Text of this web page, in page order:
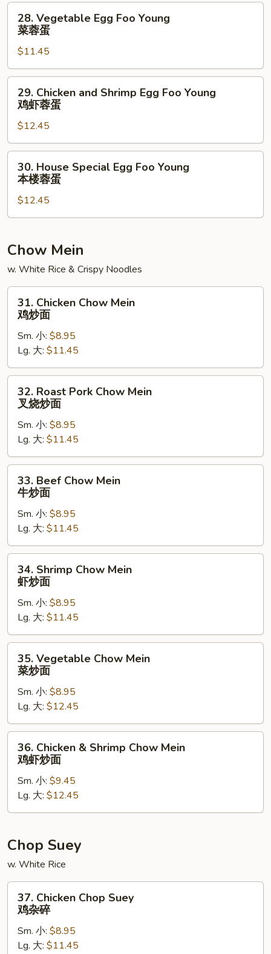
虾
Vegetable
Egg
Foo
Young
菜
28. Vegetable Egg Foo Young
菜蓉蛋
$11.45
Chicken
and
Shrimp
Egg
Foo
Young
蓉
29. Chicken and Shrimp Egg Foo Young
鸡虾蓉蛋
$12.45
House
Special
Egg
Foo
本
蓉
蛋
30. House Special Egg Foo Young
本楼蓉蛋
$12.45
Chow Mein
w. White Rice & Crispy Noodles
Chicken
Chow
Mein
炒
面
31. Chicken Chow Mein
鸡炒面
Sm. 小: $8.95
Lg. 大: $11.45
Roast
Pork
Chow
Mein
叉
烧
32. Roast Pork Chow Mein
叉烧炒面
Sm. 小: $8.95
Lg. 大: $11.45
Beef
Chow
Mein
炒
面
33. Beef Chow Mein
牛炒面
Sm. 小: $8.95
Lg. 大: $11.45
Shrimp
Chow
Mein
炒
面
34. Shrimp Chow Mein
虾炒面
Sm. 小: $8.95
Lg. 大: $11.45
Vegetable
Chow
Mein
炒
面
35. Vegetable Chow Mein
菜炒面
Sm. 小: $8.95
Lg. 大: $12.45
Chicken
Shrimp
Chow
Mein
虾
面
36. Chicken & Shrimp Chow Mein
鸡虾炒面
Sm. 小: $9.45
Lg. 大: $12.45
Chop Suey
w. White Rice
Chicken
Chop
Suey
37. Chicken Chop Suey
鸡杂碎
Sm. 小: $8.95
Lg. 大: $11.45